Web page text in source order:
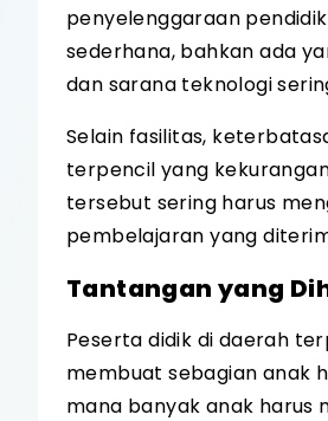
penyelenggaraan
sederhana, bahkan ada
dan sarana teknologi
Selain fasilitas,
terpencil yang
tersebut sering harus
pembelajaran yang
Tantangan yang
Peserta didik di daerah
membuat sebagian anak
mana banyak anak harus